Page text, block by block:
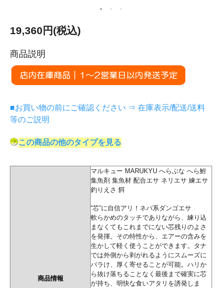
19,360円(税込)
商品説明
■お買い物の前にご確認ください ⇒ 在庫表示/配送/送料
等のご説明
この商品の他のタイプを見る
商品情報
マルキュー MARUKYU へらぶな へら鮒
集魚剤 集魚材 配合エサ ネリエサ 練エサ
釣りえさ 餌
“芯”に自信アリ！ネバ系ダンゴエサ
軟らかめのタッチでありながら、練り込
まなくてもこれまでにない芯残りのよさ
を発揮。その特性から、エアーの含みを
生かして軽く使うことができます。タナ
では外側から剥がれるようにスムーズに
バラけ、厚く寄せることが可能。ハリか
ら抜け落ちることなく最後まで確実に芯
が持ち、明快な食いアタリを誘発しま